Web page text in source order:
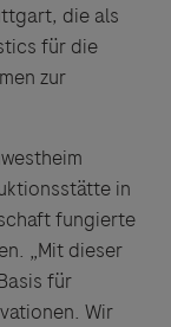
die als
für die
zur
in
fungierte
„Mit dieser
für
Wir